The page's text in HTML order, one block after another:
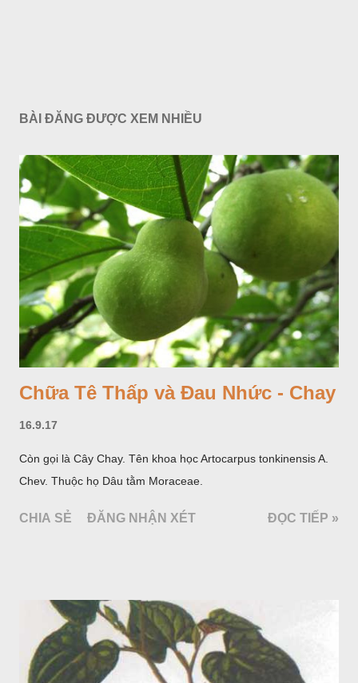
BÀI ĐĂNG ĐƯỢC XEM NHIỀU
Chữa Tê Thấp và Đau Nhức - Chay
16.9.17
Còn gọi là Cây Chay. Tên khoa học Artocarpus tonkinensis A.
Chev. Thuộc họ Dâu tằm Moraceae.
CHIA SẺ ĐĂNG NHẬN XÉT ĐỌC TIẾP »